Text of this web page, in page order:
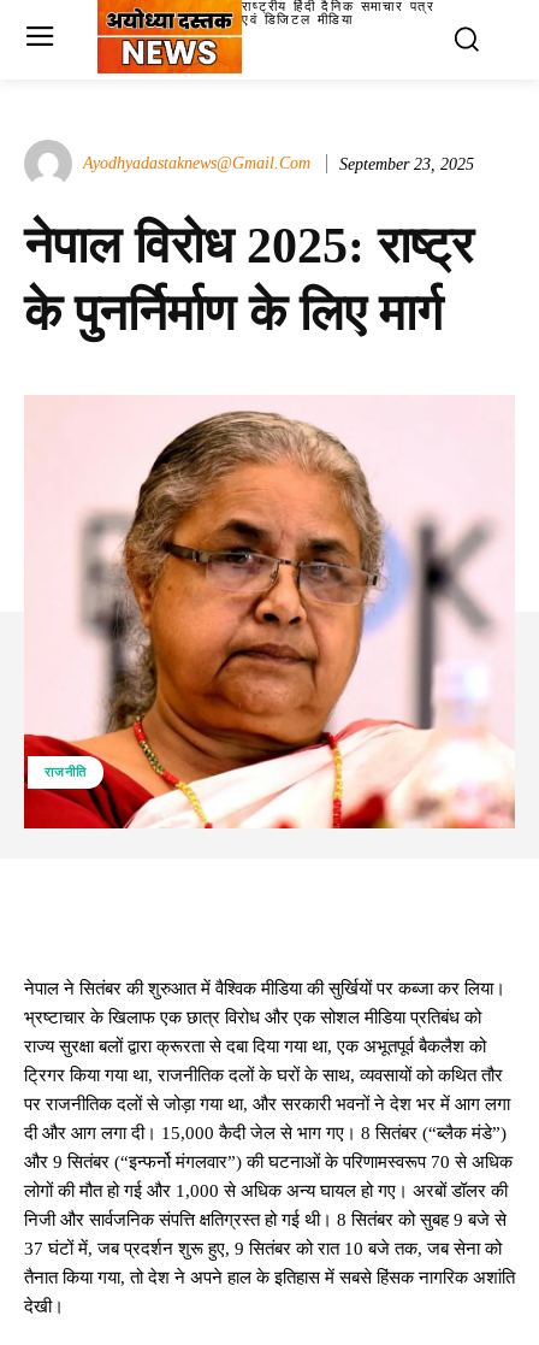
राष्ट्रीय हिंदी दैनिक समाचार पत्र
एवं डिजिटल मीडिया
Ayodhyadastaknews@gmail.com September 23, 2025
नेपाल विरोध 2025: राष्ट्र
के पुनर्निर्माण के लिए मार्ग
राजनीति
नेपाल ने सितंबर की शुरुआत में वैश्विक मीडिया की सुर्खियों पर कब्जा कर लिया।
भ्रष्टाचार के खिलाफ एक छात्र विरोध और एक सोशल मीडिया प्रतिबंध को
राज्य सुरक्षा बलों द्वारा क्रूरता से दबा दिया गया था, एक अभूतपूर्व बैकलैश को
ट्रिगर किया गया था, राजनीतिक दलों के घरों के साथ, व्यवसायों को कथित तौर
पर राजनीतिक दलों से जोड़ा गया था, और सरकारी भवनों ने देश भर में आग लगा
दी और आग लगा दी। 15,000 कैदी जेल से भाग गए। 8 सितंबर (“ब्लैक मंडे”)
और 9 सितंबर (“इन्फर्नो मंगलवार”) की घटनाओं के परिणामस्वरूप 70 से अधिक
लोगों की मौत हो गई और 1,000 से अधिक अन्य घायल हो गए। अरबों डॉलर की
निजी और सार्वजनिक संपत्ति क्षतिग्रस्त हो गई थी। 8 सितंबर को सुबह 9 बजे से
37 घंटों में, जब प्रदर्शन शुरू हुए, 9 सितंबर को रात 10 बजे तक, जब सेना को
तैनात किया गया, तो देश ने अपने हाल के इतिहास में सबसे हिंसक नागरिक अशांति
देखी।